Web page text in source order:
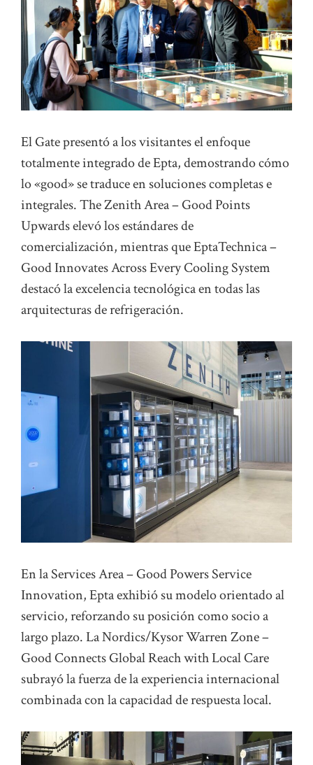
El Gate presentó a los visitantes el enfoque
totalmente integrado de Epta, demostrando cómo
lo «good» se traduce en soluciones completas e
integrales. The Zenith Area – Good Points
Upwards elevó los estándares de
comercialización, mientras que EptaTechnica –
Good Innovates Across Every Cooling System
destacó la excelencia tecnológica en todas las
arquitecturas de refrigeración.
En la Services Area – Good Powers Service
Innovation, Epta exhibió su modelo orientado al
servicio, reforzando su posición como socio a
largo plazo. La Nordics/Kysor Warren Zone –
Good Connects Global Reach with Local Care
subrayó la fuerza de la experiencia internacional
combinada con la capacidad de respuesta local.